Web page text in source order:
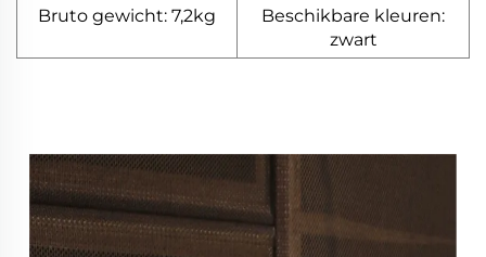
Bruto gewicht: 7,2kg
Beschikbare kleuren:
zwart